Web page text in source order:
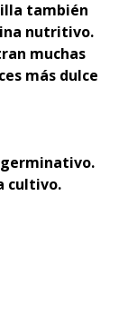
también
nutritivo.
muchas
más dulce
germinativo.
cultivo.